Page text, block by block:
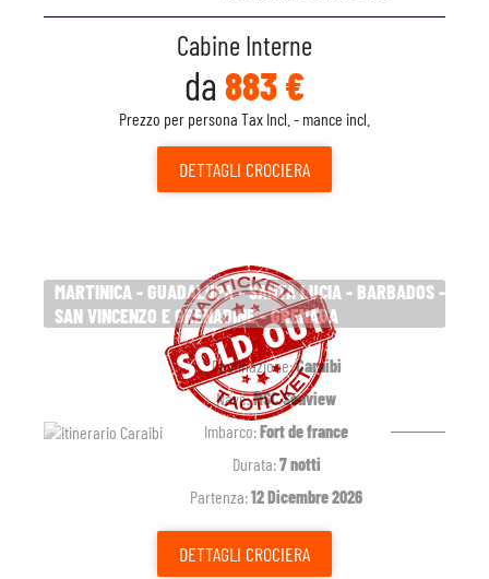
Cabine Interne
da 883 €
Prezzo per persona Tax Incl. - mance incl.
DETTAGLI CROCIERA
MARTINICA - GUADALUPA - SANTA LUCIA - BARBADOS -
SAN VINCENZO E GRENADINE - GRENADA
Destinazione:Caraibi
Nave:MSC Seaview
Imbarco:Fort de france
Durata:7 notti
Partenza:12 Dicembre 2026
DETTAGLI CROCIERA